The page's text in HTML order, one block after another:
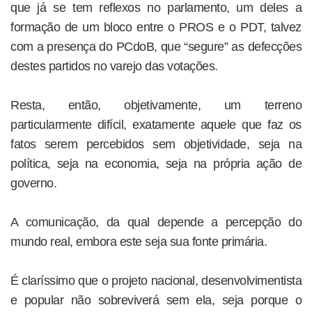
que já se tem reflexos no parlamento, um deles a
formação de um bloco entre o PROS e o PDT, talvez
com a presença do PCdoB, que “segure” as defecções
destes partidos no varejo das votações.
Resta, então, objetivamente, um terreno
particularmente difícil, exatamente aquele que faz os
fatos serem percebidos sem objetividade, seja na
política, seja na economia, seja na própria ação de
governo.
A comunicação, da qual depende a percepção do
mundo real, embora este seja sua fonte primária.
É claríssimo que o projeto nacional, desenvolvimentista
e popular não sobreviverá sem ela, seja porque o